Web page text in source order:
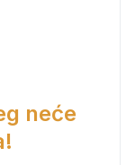
neće